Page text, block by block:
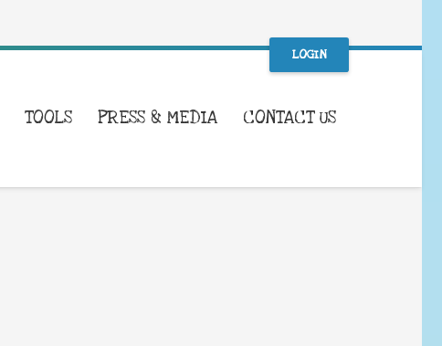
LOGIN
TOOLS PRESS & MEDIA CONTACT US